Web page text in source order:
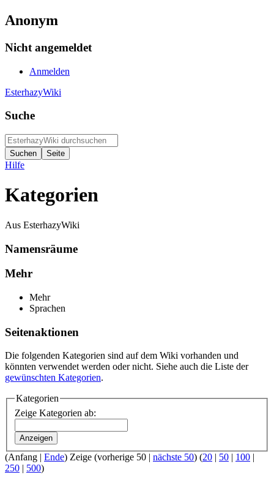
Anonym
Nicht angemeldet
Anmelden
EsterhazyWiki
Suche
Hilfe
Kategorien
Aus EsterhazyWiki
Namensräume
Mehr
Mehr
Sprachen
Seitenaktionen
Die folgenden Kategorien sind auf dem Wiki vorhanden und
könnten verwendet werden oder nicht. Siehe auch die Liste der
gewünschten Kategorien.
Kategorien
Zeige Kategorien ab:
Anzeigen
(Anfang | Ende) Zeige (vorherige 50 | nächste 50) (20 | 50 | 100 |
250 | 500)